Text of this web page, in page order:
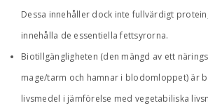
Dessa innehåller dock inte fullvärdigt
innehålla de essentiella fettsyrorna.
Biotillgängligheten (den mängd av ett
mage/tarm och hamnar i blodomloppet) är
livsmedel i jämförelse med vegetabiliska